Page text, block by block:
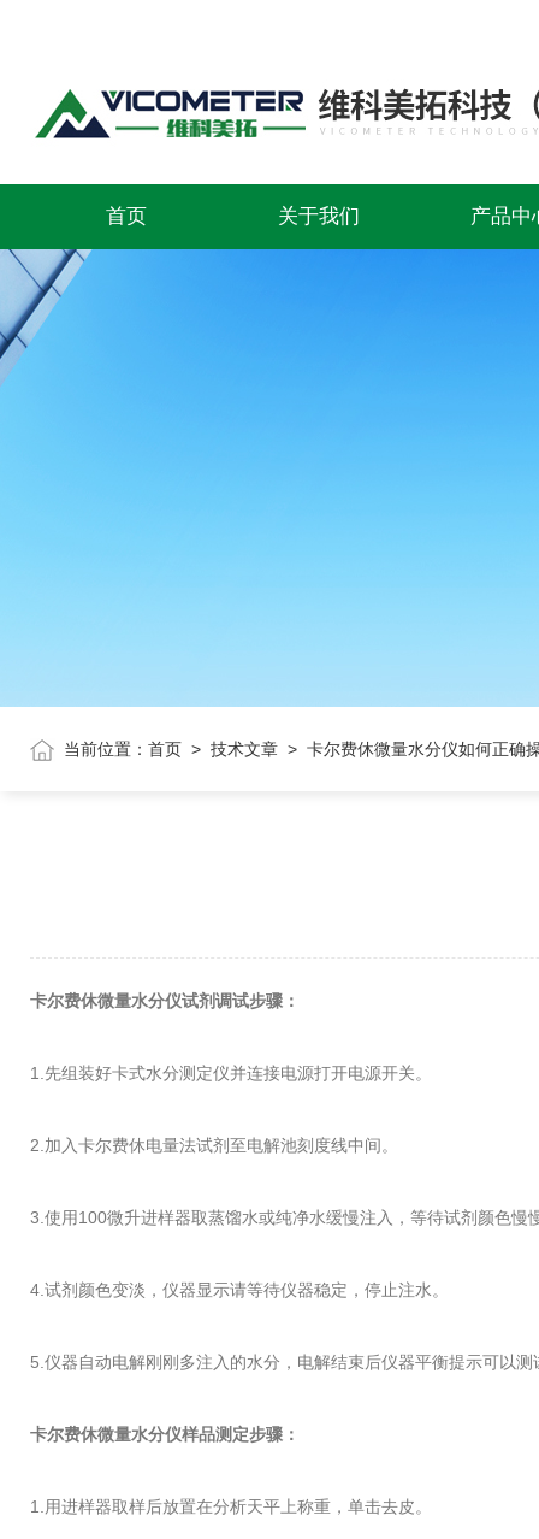
首页 关于我们 产品中
当前位置： 首页 > 技术文章 > 卡尔费休微量水分仪如何正确
卡尔费休微量水分仪试剂调试步骤：
1.先组装好卡式水分测定仪并连接电源打开电源开关。
2.加入卡尔费休电量法试剂至电解池刻度线中间。
3.使用100微升进样器取蒸馏水或纯净水缓慢注入， 等待试剂颜色慢
4.试剂颜色变淡，仪器显示请等待仪器稳定，停止注水。
5.仪器自动电解刚刚多注入的水分，电解结束后仪器平衡提示可以测
卡尔费休微量水分仪样品测定步骤：
1.用进样器取样后放置在分析天平上称重，单击去皮。